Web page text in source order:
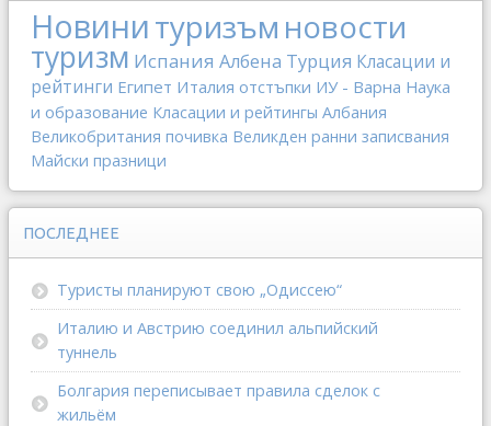
Новинитуризъм новости
туризм Испания Албена Турция Класации и
рейтинги Египет Италия отстъпки ИУ - Варна Наука
и образование Класации и рейтингы Албания
Великобритания почивка Великден ранни записвания
Майски празници
ПОСЛЕДНЕЕ
Туристы планируют свою „Одиссею“
Италию и Австрию соединил альпийский
туннель
Болгария переписывает правила сделок с
жильём